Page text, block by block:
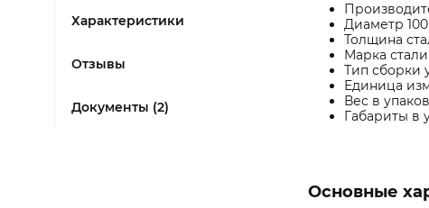
Характеристики
Отзывы
Документы (2)
Диаметр
Толщина
Марка
Тип сборки
Единица
Вес в
Габариты в
Основные